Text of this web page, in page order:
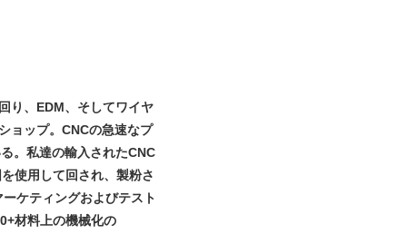
り、EDM、そしてワイヤ
ョップ。CNCの急速なプ
。私達の輸入されたCNC
使用して回され、製粉さ
ケティングおよびテスト
材料上の機械化の